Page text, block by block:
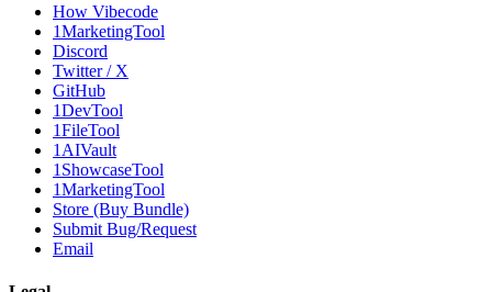
How Vibecode
1MarketingTool
Discord
Twitter / X
GitHub
1DevTool
1FileTool
1AIVault
1ShowcaseTool
1MarketingTool
Store (Buy Bundle)
Submit Bug/Request
Email